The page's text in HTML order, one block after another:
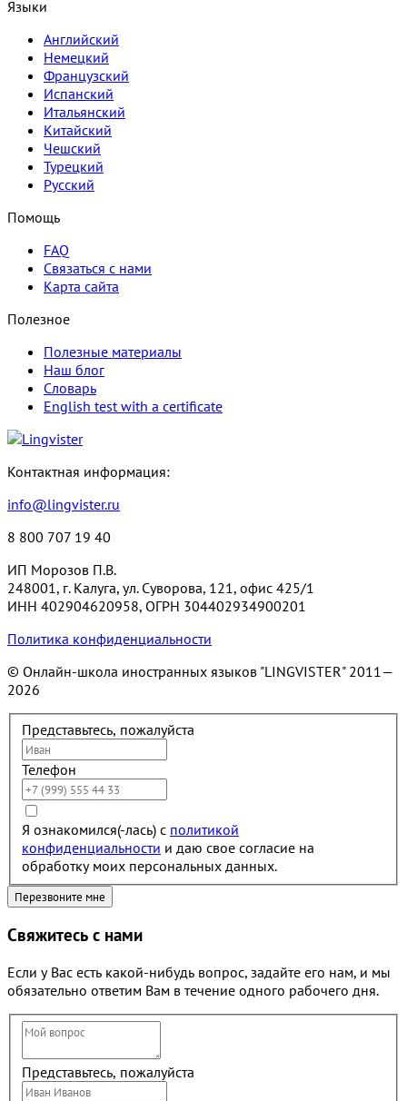
Языки
Английский
Немецкий
Французский
Испанский
Итальянский
Китайский
Чешский
Турецкий
Русский
Помощь
FAQ
Связаться с нами
Карта сайта
Полезное
Полезные материалы
Наш блог
Словарь
English test with a certificate
Контактная информация:
info@lingvister.ru
8 800 707 19 40
ИП Морозов П.В.
248001, г. Калуга, ул. Суворова, 121, офис 425/1
ИНН 402904620958, ОГРН 304402934900201
Политика конфиденциальности
© Онлайн-школа иностранных языков "LINGVISTER" 2011—
2026
Представьтесь, пожалуйста
Телефон
Я ознакомился(-лась) с политикой
конфиденциальности и даю свое согласие на
обработку моих персональных данных.
Свяжитесь с нами
Если у Вас есть какой-нибудь вопрос, задайте его нам, и мы
обязательно ответим Вам в течение одного рабочего дня.
Представьтесь, пожалуйста